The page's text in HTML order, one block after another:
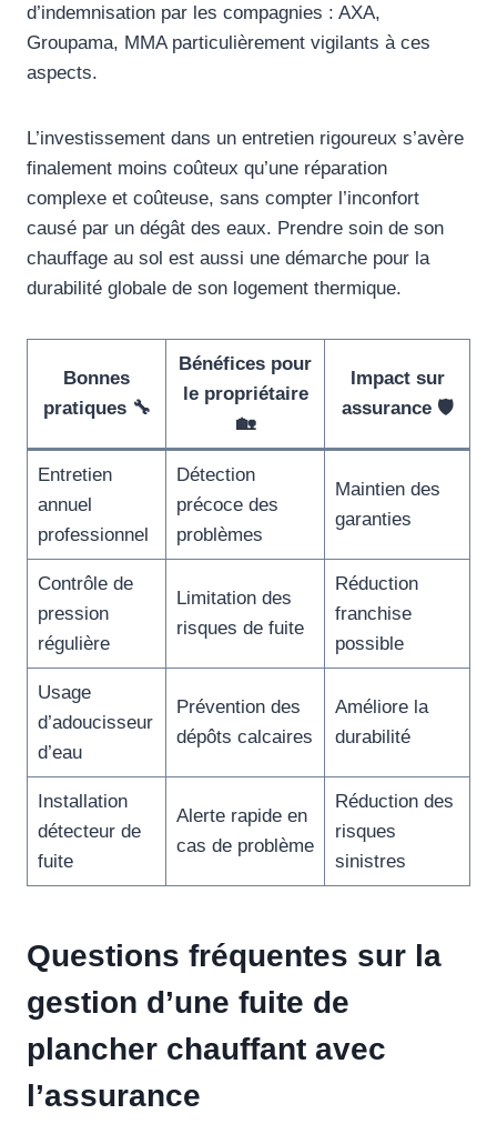
d’indemnisation par les compagnies : AXA,
Groupama, MMA particulièrement vigilants à ces
aspects.
L’investissement dans un entretien rigoureux s’avère
finalement moins coûteux qu’une réparation
complexe et coûteuse, sans compter l’inconfort
causé par un dégât des eaux. Prendre soin de son
chauffage au sol est aussi une démarche pour la
durabilité globale de son logement thermique.
Bonnes
pratiques 🔧
Bénéfices pour
le propriétaire
🏡
Impact sur
assurance 🛡️
Entretien
annuel
professionnel
Détection
précoce des
problèmes
Maintien des
garanties
Contrôle de
pression
régulière
Limitation des
risques de fuite
Réduction
franchise
possible
Usage
d’adoucisseur
d’eau
Prévention des
dépôts calcaires
Améliore la
durabilité
Installation
détecteur de
fuite
Alerte rapide en
cas de problème
Réduction des
risques
sinistres
Questions fréquentes sur la
gestion d’une fuite de
plancher chauffant avec
l’assurance